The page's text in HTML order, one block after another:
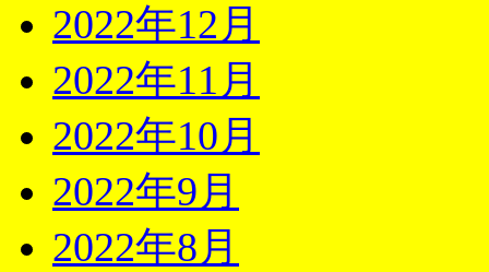
2022年12月
2022年11月
2022年10月
2022年9月
2022年8月